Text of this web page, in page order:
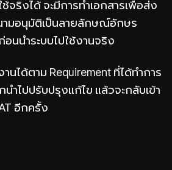
ช้จริงได้ จะมีการทำเอกสารเพื่อส่ง
ามอนุมัติเป็นลายลักษณ์อักษร
อนนำระบบไปใช้งานจริง
านได้ตาม Requirement ที่ได้ทำการ
ำไปปรับปรุงแก้ไข แล้วจะกลับเข้า
อีกครั้ง